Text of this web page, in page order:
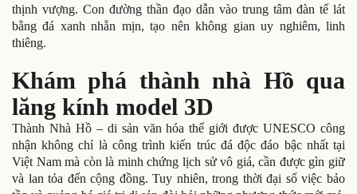
thịnh vượng. Con đường thần đạo dẫn vào trung tâm đàn tế lát
bằng đá xanh nhẵn mịn, tạo nên không gian uy nghiêm, linh
thiêng.
Khám phá thành nhà Hồ qua
lăng kính model 3D
Thành Nhà Hồ – di sản văn hóa thế giới được UNESCO công
nhận không chỉ là công trình kiến trúc đá độc đáo bậc nhất tại
Việt Nam mà còn là minh chứng lịch sử vô giá, cần được gìn giữ
và lan tỏa đến cộng đồng. Tuy nhiên, trong thời đại số việc bảo